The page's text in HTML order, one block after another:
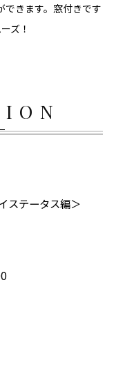
できます。窓付きです
ズ！
ステータス編＞